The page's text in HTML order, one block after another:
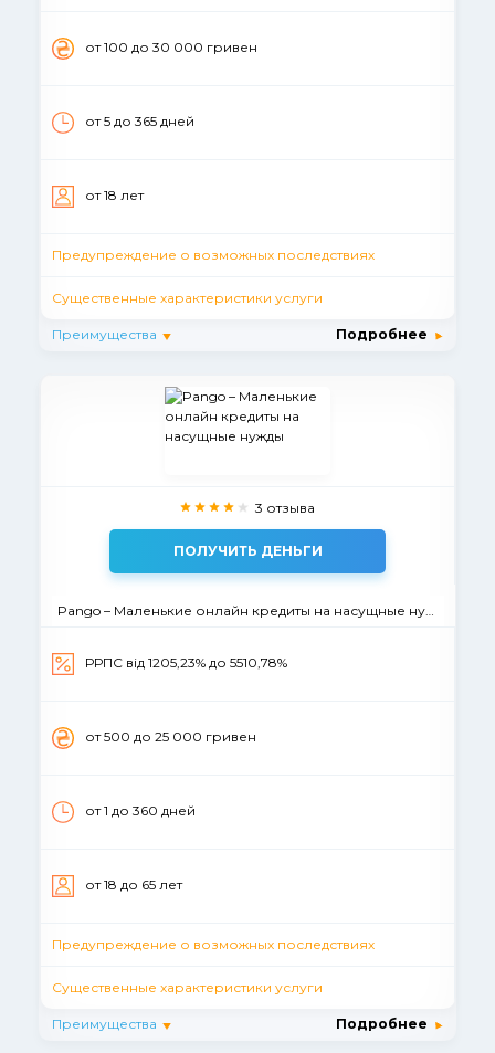
от 100 до 30 000 гривен
от 5 до 365 дней
от 18 лет
Предупреждение о возможных последствиях
Существенные характеристики услуги
Преимущества Подробнее
3 отзыва
ПОЛУЧИТЬ ДЕНЬГИ
Pango – Маленькие онлайн кредиты на насущные нужды
РРПС від 1205,23% до 5510,78%
от 500 до 25 000 гривен
от 1 до 360 дней
от 18 до 65 лет
Предупреждение о возможных последствиях
Существенные характеристики услуги
Преимущества Подробнее